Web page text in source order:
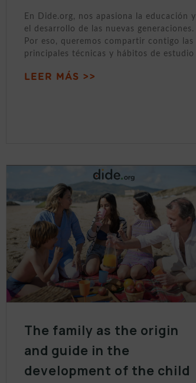
En Dide.org, nos apasiona la educación y
el desarrollo de las nuevas generaciones.
Por eso, queremos compartir contigo las
principales técnicas y hábitos de estudio
LEER MÁS >>
The family as the origin
and guide in the
development of the child